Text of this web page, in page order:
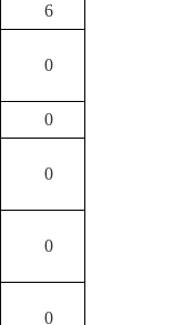
6
0
0
0
0
0